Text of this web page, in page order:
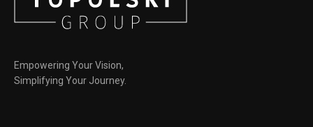
Empowering Your Vision,
Simplifying Your Journey.